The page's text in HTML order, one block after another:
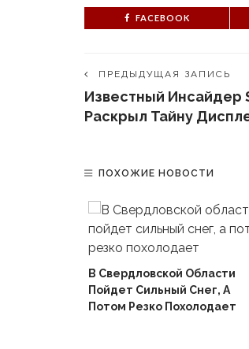
FACEBOOK
ПРЕДЫДУЩАЯ ЗАПИСЬ
Известный Инсайдер
Раскрыл Тайну
ПОХОЖИЕ НОВОСТИ
В Свердловской Области
Пойдет Сильный Снег, А
Потом Резко Похолодает